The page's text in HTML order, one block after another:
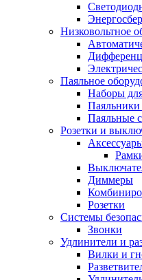
Низковольтное
Паяльное
Наборы
Паяльники
Паяльные
Розетки и
Диммеры
Розетки
Системы
Звонки
Удлинители и
Вилки и